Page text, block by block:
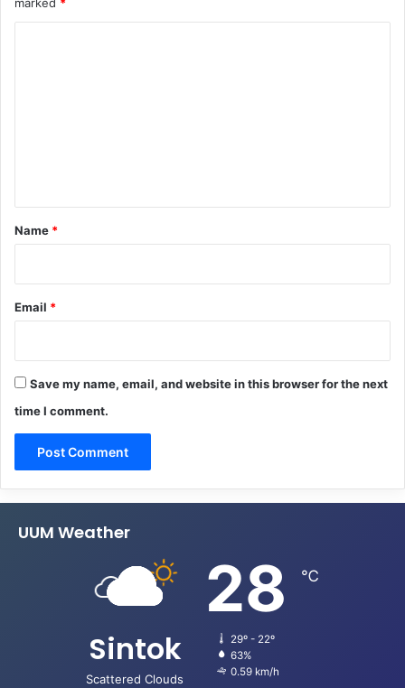
marked *
*
Name *
Email *
Save my name, email, and website in this browser for the next
time I comment.
UUM Weather
Sintok
Scattered Clouds
28 ℃
29º - 22º
63%
0.59 km/h